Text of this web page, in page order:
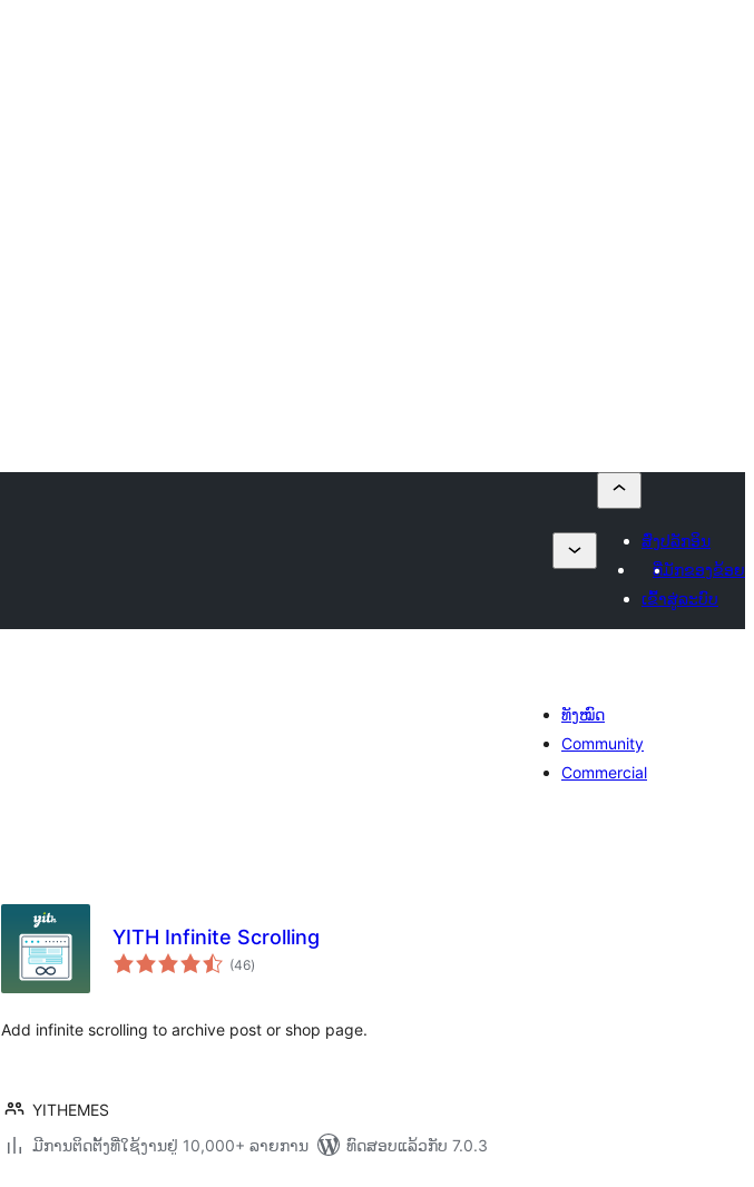
ສົ່ງປລັກອິນ
ທີ່ມັກຂອງຂ້ອຍ
ເຂົ້າສູ່ລະບົບ
ທັງໝົດ
Community
Commercial
YITH Infinite Scrolling
(46ຄະແນນ
ທັງໝົດ
)
Add infinite scrolling to archive post or shop page.
YITHEMES
ມີການຕິດຕັ້ງທີ່ໃຊ້ງານຢູ່ 10,000+ ລາຍການ
ທົດສອບແລ້ວກັບ 7.0.3